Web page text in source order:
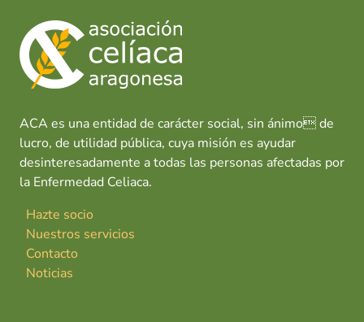
ACA es una entidad de carácter social, sin ánimo de
lucro, de utilidad pública, cuya misión es ayudar
desinteresadamente a todas las personas afectadas por
la Enfermedad Celiaca.
Hazte socio
Nuestros servicios
Contacto
Noticias